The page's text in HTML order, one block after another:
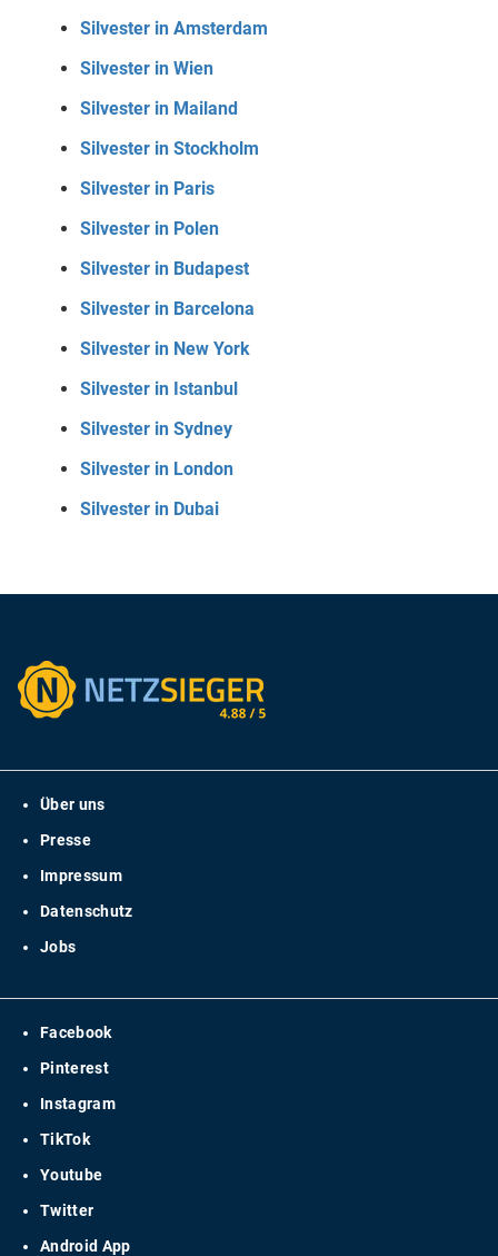
Silvester in Amsterdam
Silvester in Wien
Silvester in Mailand
Silvester in Stockholm
Silvester in Paris
Silvester in Polen
Silvester in Budapest
Silvester in Barcelona
Silvester in New York
Silvester in Istanbul
Silvester in Sydney
Silvester in London
Silvester in Dubai
Über uns
Presse
Impressum
Datenschutz
Jobs
Facebook
Pinterest
Instagram
TikTok
Youtube
Twitter
Android App